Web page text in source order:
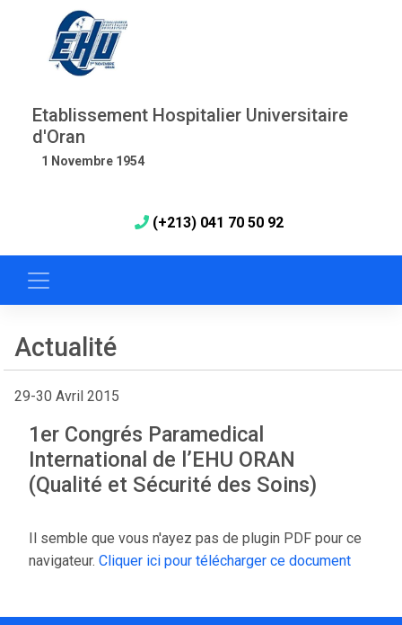
Etablissement Hospitalier Universitaire
d'Oran
1 Novembre 1954
(+213) 041 70 50 92
Actualité
29-30 Avril 2015
1er Congrés Paramedical
International de l’EHU ORAN
(Qualité et Sécurité des Soins)
Il semble que vous n'ayez pas de plugin PDF pour ce
navigateur. Cliquer ici pour télécharger ce document